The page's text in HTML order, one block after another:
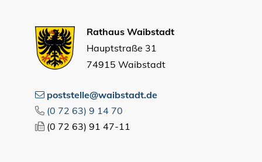
Rathaus Waibstadt
Hauptstraße 31
74915 Waibstadt
poststelle@waibstadt.de
(0 72 63) 9 14 70
(0 72 63) 91 47-11